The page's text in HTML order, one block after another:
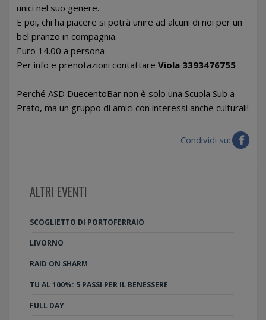
unici nel suo genere.
E poi, chi ha piacere si potrà unire ad alcuni di noi per un
bel pranzo in compagnia.
Euro 14.00 a persona
Per info e prenotazioni contattare Viola 3393476755
Perché ASD DuecentoBar non è solo una Scuola Sub a
Prato, ma un gruppo di amici con interessi anche culturali!
Condividi su:
ALTRI EVENTI
SCOGLIETTO DI PORTOFERRAIO
LIVORNO
RAID ON SHARM
TU AL 100%: 5 PASSI PER IL BENESSERE
FULL DAY